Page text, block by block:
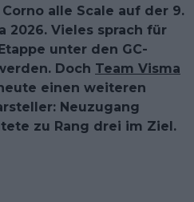
Corno alle Scale auf der 9.
2026. Vieles sprach für
unter den GC-
Doch Team Visma
einen weiteren
Neuzugang
zu Rang drei im Ziel.